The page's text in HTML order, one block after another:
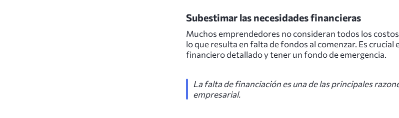
Subestimar las necesidades financieras
Muchos emprendedores no consideran todos los
lo que resulta en falta de fondos al comenzar. Es crucial
financiero detallado y tener un fondo de emergencia.
La falta de financiación es una de las principales
empresarial.